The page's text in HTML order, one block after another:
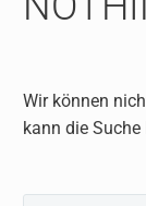
Wir können
kann die Suche